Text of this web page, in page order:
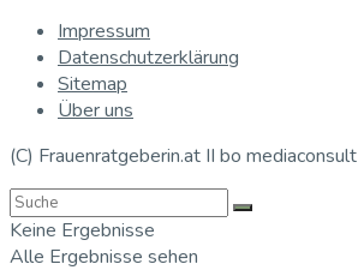
Impressum
Datenschutzerklärung
Sitemap
Über uns
(C) Frauenratgeberin.at II bo mediaconsult
Keine Ergebnisse
Alle Ergebnisse sehen